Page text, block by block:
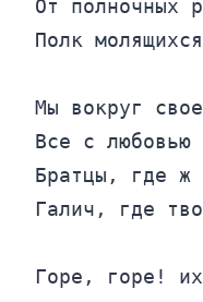
От полночных
Полк
Мы вокруг
Все с любовью
Братцы, где ж
Галич, где
Горе, горе!